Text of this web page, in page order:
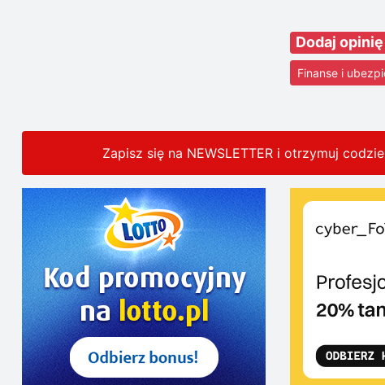
Dodaj
Finanse i
Zapisz się na NEWSLETTER i otrzymuj